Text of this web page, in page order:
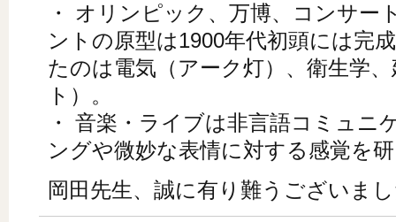
・ オリンピック、万博、コンサー
ントの原型は1900年代初頭には完
たのは電気（アーク灯）、衛生学
ト）。
・ 音楽・ライブは非言語コミュニ
ングや微妙な表情に対する感覚を
岡田先生、誠に有り難うございま